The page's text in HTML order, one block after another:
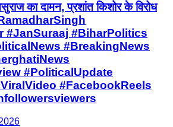
का दामन, प्रशांत किशोर के विरोध
#JanSuraaj #BiharPolitics
#BreakingNews
#PoliticalUpdate
#FacebookReels